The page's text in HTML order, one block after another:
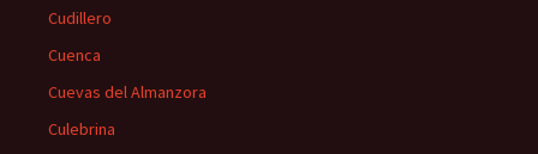
Cudillero
Cuenca
Cuevas del Almanzora
Culebrina